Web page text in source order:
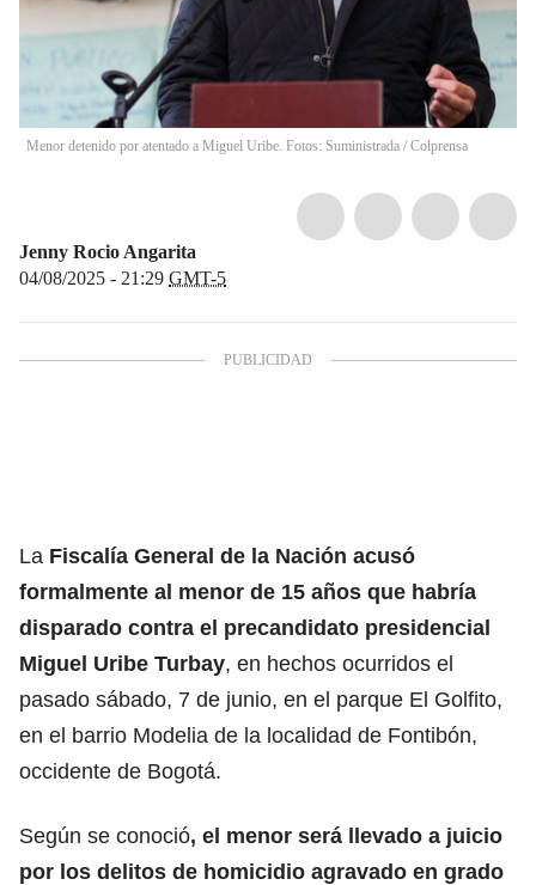
Menor detenido por atentado a Miguel Uribe. Fotos: Suministrada / Colprensa
Jenny Rocio Angarita
04/08/2025 - 21:29 GMT-5
La Fiscalía General de la Nación acusó
formalmente al menor de 15 años que habría
disparado contra el precandidato presidencial
Miguel Uribe Turbay, en hechos ocurridos el
pasado sábado, 7 de junio, en el parque El Golfito,
en el barrio Modelia de la localidad de Fontibón,
occidente de Bogotá.
Según se conoció, el menor será llevado a juicio
por los delitos de homicidio agravado en grado